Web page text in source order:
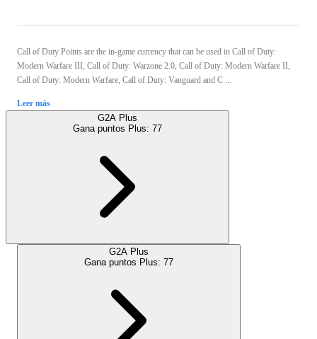
Call of Duty Points are the in-game currency that can be used in Call of Duty:
Modern Warfare III, Call of Duty: Warzone 2.0, Call of Duty: Modern Warfare II,
Call of Duty: Modern Warfare, Call of Duty: Vanguard and C ...
Leer más
G2A Plus
Gana puntos Plus: 77
G2A Plus
Gana puntos Plus: 77